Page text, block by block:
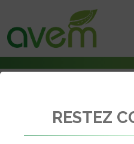
Voitures électriques à batterie
RESTEZ